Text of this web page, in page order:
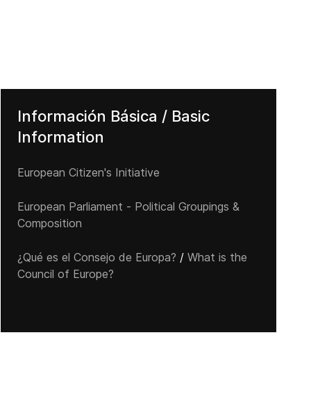
Información Básica / Basic
Information
European Citizen's Initiative
European Parliament - Political Groupings &
Composition
¿Qué es el Consejo de Europa? / What is the
Council of Europe?